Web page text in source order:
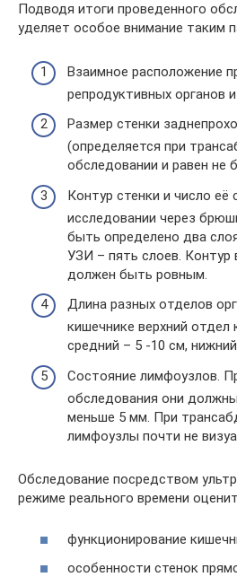
Подводя итоги проведенного
уделяет особое внимание таким
Взаимное расположение
репродуктивных органов
Размер стенки
(определяется при
обследовании и равен не
Контур стенки и число её
исследовании через
быть определено два
УЗИ – пять слоев. Контур
должен быть ровным.
Длина разных отделов
кишечнике верхний отдел
средний – 5 -10 см,
Состояние лимфоузлов.
обследования они
меньше 5 мм. При
лимфоузлы почти не
Обследование посредством
режиме реального времени
функционирование
особенности стенок